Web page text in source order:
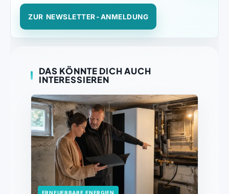
ZUR NEWSLETTER-ANMELDUNG
DAS KÖNNTE DICH AUCH
INTERESSIEREN
ERNEUERBARE ENERGIEN